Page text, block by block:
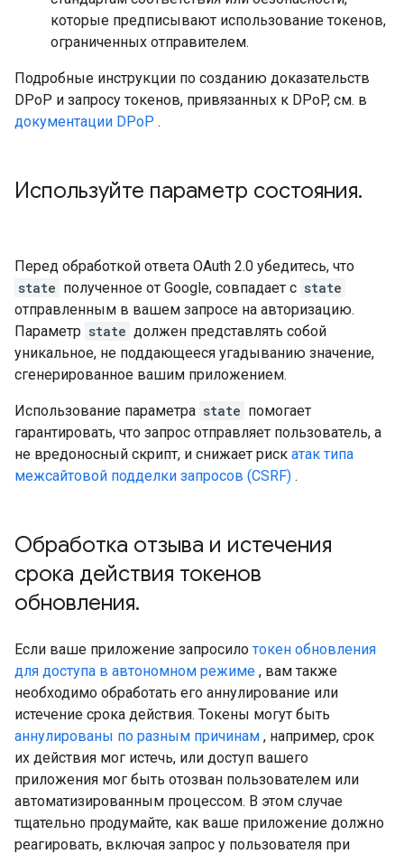
которые предписывают использование токенов,
ограниченных отправителем.
Подробные инструкции по созданию доказательств
DPoP и запросу токенов, привязанных к DPoP, см. в
документации DPoP .
Используйте параметр состояния.
Перед обработкой ответа OAuth 2.0 убедитесь, что
state полученное от Google, совпадает с state
отправленным в вашем запросе на авторизацию.
Параметр state должен представлять собой
уникальное, не поддающееся угадыванию значение,
сгенерированное вашим приложением.
Использование параметра state помогает
гарантировать, что запрос отправляет пользователь, а
не вредоносный скрипт, и снижает риск атак типа
межсайтовой подделки запросов (CSRF) .
Обработка отзыва и истечения
срока действия токенов
обновления.
Если ваше приложение запросило токен обновления
для доступа в автономном режиме , вам также
необходимо обработать его аннулирование или
истечение срока действия. Токены могут быть
аннулированы по разным причинам , например, срок
их действия мог истечь, или доступ вашего
приложения мог быть отозван пользователем или
автоматизированным процессом. В этом случае
тщательно продумайте, как ваше приложение должно
реагировать, включая запрос у пользователя при